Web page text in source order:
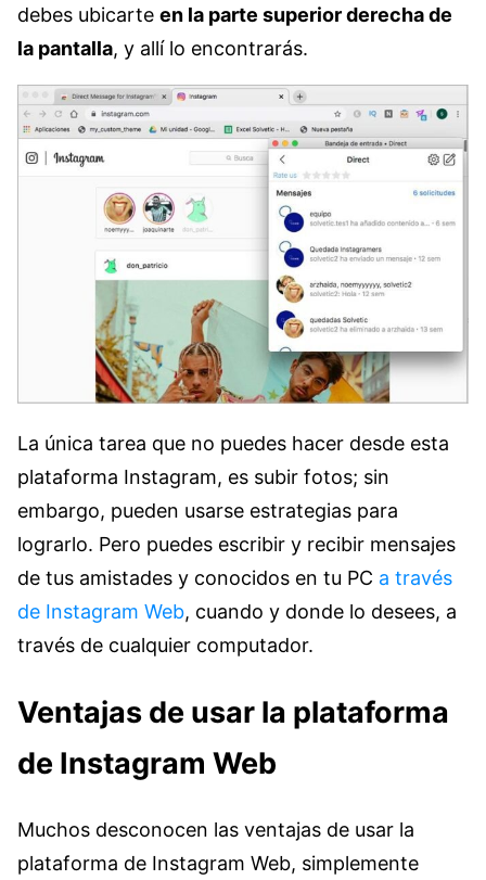
debes ubicarte en la parte superior derecha de
la pantalla, y allí lo encontrarás.
La única tarea que no puedes hacer desde esta
plataforma Instagram, es subir fotos; sin
embargo, pueden usarse estrategias para
lograrlo. Pero puedes escribir y recibir mensajes
de tus amistades y conocidos en tu PC a través
de Instagram Web, cuando y donde lo desees, a
través de cualquier computador.
Ventajas de usar la plataforma
de Instagram Web
Muchos desconocen las ventajas de usar la
plataforma de Instagram Web, simplemente